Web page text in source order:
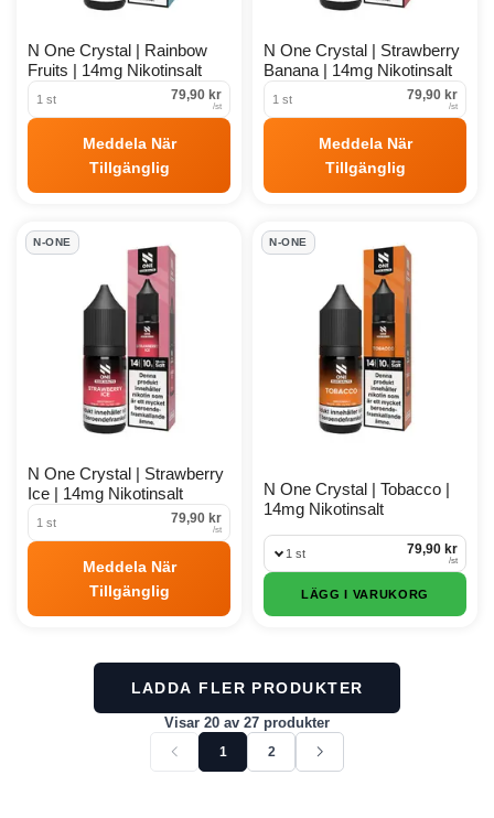
N One Crystal | Rainbow
Fruits | 14mg Nikotinsalt
1 st 79,90 kr
/st
Meddela När
Tillgänglig
N One Crystal | Strawberry
Banana | 14mg Nikotinsalt
1 st 79,90 kr
/st
Meddela När
Tillgänglig
N-ONE
N One Crystal | Strawberry
Ice | 14mg Nikotinsalt
1 st 79,90 kr
/st
Meddela När
Tillgänglig
N-ONE
N One Crystal | Tobacco |
14mg Nikotinsalt
1 st 79,90 kr
/st
LÄGG I VARUKORG
LADDA FLER PRODUKTER
Visar 20 av 27 produkter
Föregående sida1 2 Nästa sida